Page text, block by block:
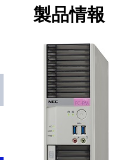
製品情報